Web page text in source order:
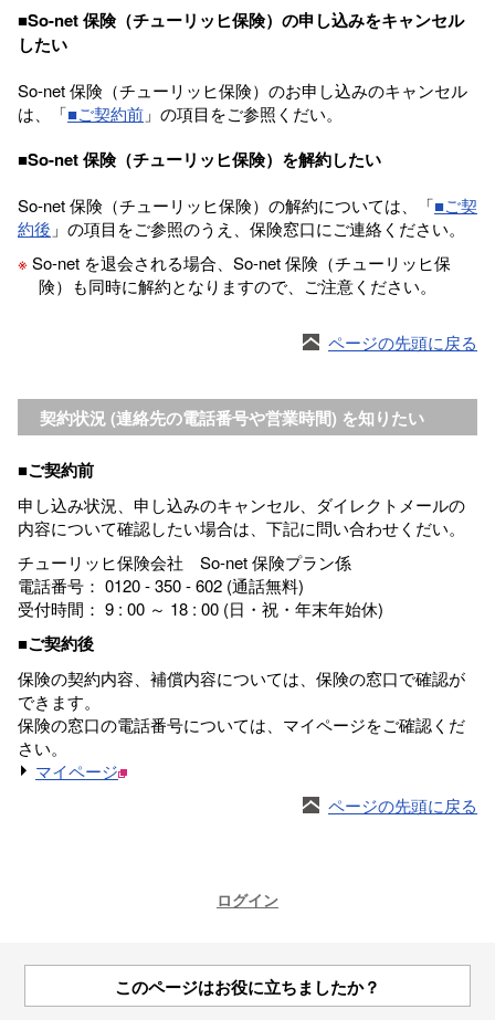
■So-net 保険（チューリッヒ保険）の申し込みをキャンセル
したい
So-net 保険（チューリッヒ保険）のお申し込みのキャンセル
は、「■ご契約前 」の項目をご参照くだい。
■So-net 保険（チューリッヒ保険）を解約したい
So-net 保険（チューリッヒ保険）の解約については、「■ご契
約後 」の項目をご参照のうえ、保険窓口にご連絡ください。
※ So-net を退会される場合、So-net 保険（チューリッヒ保
険）も同時に解約となりますので、ご注意ください。
ページの先頭に戻る
契約状況 (連絡先の電話番号や営業時間) を知りたい
■ご契約前
申し込み状況、申し込みのキャンセル、ダイレクトメールの
内容について確認したい場合は、下記に問い合わせくだい。
チューリッヒ保険会社 So-net 保険プラン係
電話番号： 0120 - 350 - 602 (通話無料)
受付時間： 9 : 00 ～ 18 : 00 (日・祝・年末年始休)
■ご契約後
保険の契約内容、補償内容については、保険の窓口で確認が
できます。
保険の窓口の電話番号については、マイページをご確認くだ
さい。
マイページ
ページの先頭に戻る
ログイン
このページはお役に立ちましたか？